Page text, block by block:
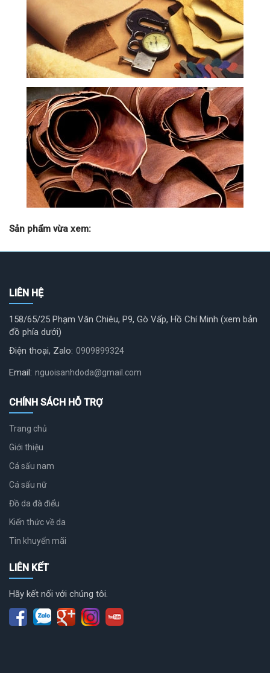
Sản phẩm vừa xem:
LIÊN HỆ
158/65/25 Phạm Văn Chiêu, P9, Gò Vấp, Hồ Chí Minh (xem bản
đồ phía dưới)
Điện thoại, Zalo: 0909899324
Email: nguoisanhdoda@gmail.com
CHÍNH SÁCH HỖ TRỢ
Trang chủ
Giới thiệu
Cá sấu nam
Cá sấu nữ
Đồ da đà điểu
Kiến thức về da
Tin khuyến mãi
LIÊN KẾT
Hãy kết nối với chúng tôi.